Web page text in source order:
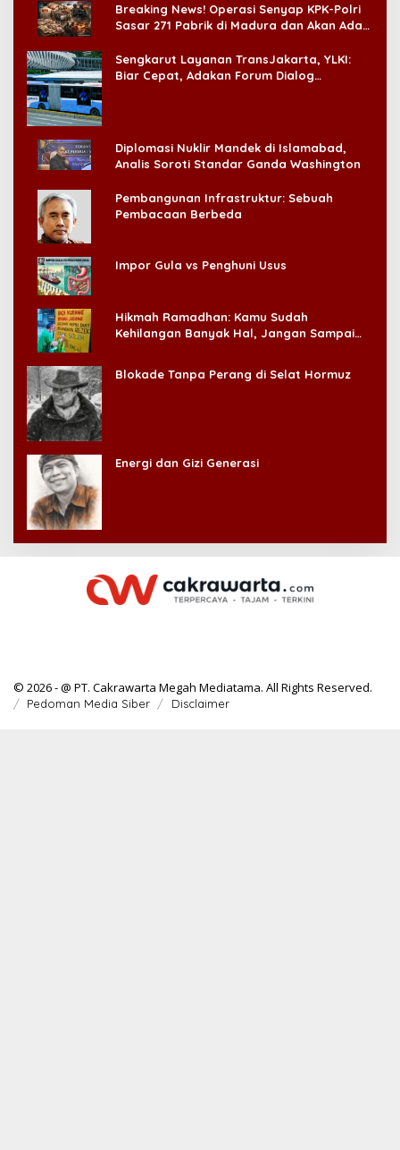
Breaking News! Operasi Senyap KPK-Polri
Sasar 271 Pabrik di Madura dan Akan Ada
Sengkarut Layanan TransJakarta, YLKI:
Biar Cepat, Adakan Forum Dialog
Diplomasi Nuklir Mandek di Islamabad,
Analis Soroti Standar Ganda Washington
Pembangunan Infrastruktur: Sebuah
Pembacaan Berbeda
Impor Gula vs Penghuni Usus
Hikmah Ramadhan: Kamu Sudah
Kehilangan Banyak Hal, Jangan Sampai
Blokade Tanpa Perang di Selat Hormuz
Energi dan Gizi Generasi
© 2026 - @ PT. Cakrawarta Megah Mediatama. All Rights Reserved.
Pedoman Media Siber Disclaimer